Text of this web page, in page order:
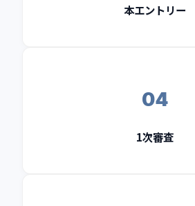
本エントリー
04
1次審査